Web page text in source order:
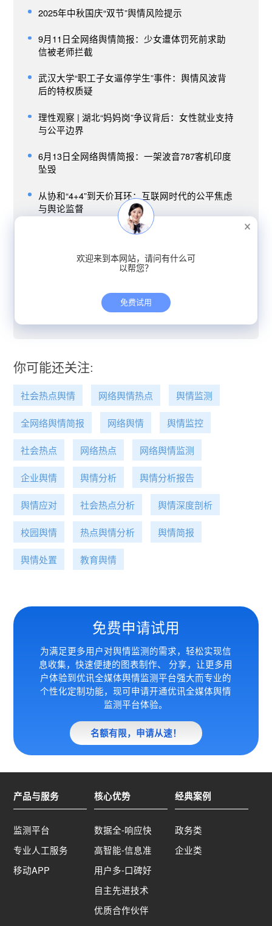
2025年中秋国庆“双节”舆情风险提示
9月11日全网络舆情简报：少女遭体罚死前求助
信被老师拦截
武汉大学“职工子女逼停学生”事件：舆情风波背
后的特权质疑
理性观察 | 湖北“妈妈岗”争议背后：女性就业支持
与公平边界
6月13日全网络舆情简报：一架波音787客机印度
坠毁
从协和“4+4”到天价耳环：互联网时代的公平焦虑
与舆论监督
黄杨钿甜高价耳环风波舆情分析
婚姻新规舆情聚焦：户口本退出的公众反响与社
重庆三峡学院“天价采购”：75万与299元背后制度
你可能还关注:
社会热点舆情 网络舆情热点 舆情监测
全网络舆情简报 网络舆情 舆情监控
社会热点 网络热点 网络舆情监测
企业舆情 舆情分析 舆情分析报告
舆情应对 社会热点分析 舆情深度剖析
校园舆情 热点舆情分析 舆情简报
舆情处置 教育舆情
免费申请试用
为满足更多用户对舆情监测的需求，轻松实现信
息收集，快速便捷的图表制作、 分享，让更多用
户体验到优讯全媒体舆情监测平台强大而专业的
个性化定制功能，现可申请开通优讯全媒体舆情
监测平台体验。
名额有限，申请从速！
产品与服务
监测平台
专业人工服务
移动APP
核心优势
数据全-响应快
高智能-信息准
用户多-口碑好
自主先进技术
优质合作伙伴
经典案例
政务类
企业类
欢迎来到本网站，请问有什么可
以帮您？
免费试用